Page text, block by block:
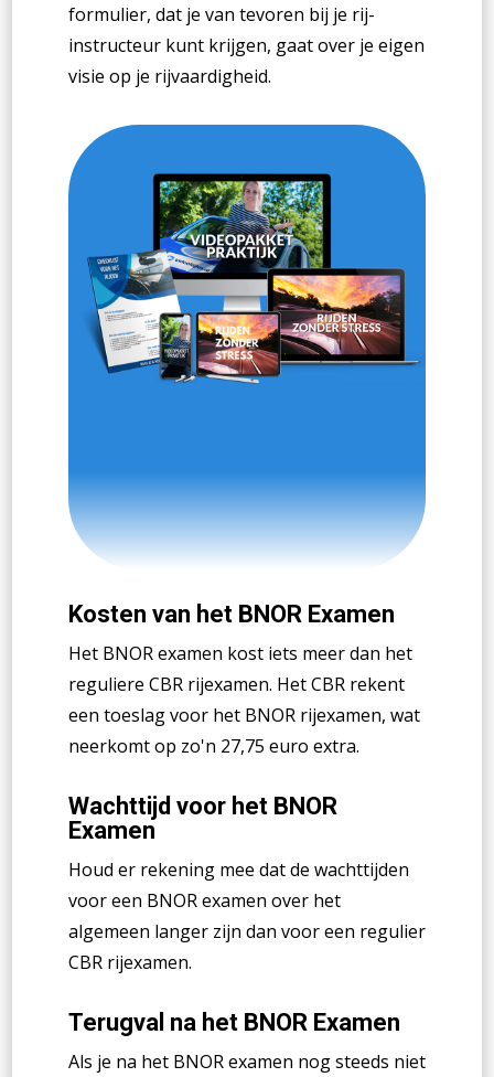
formulier, dat je van tevoren bij je rij-
instructeur kunt krijgen, gaat over je eigen
visie op je rijvaardigheid.
Kosten van het BNOR Examen
Het BNOR examen kost iets meer dan het
reguliere CBR rijexamen. Het CBR rekent
een toeslag voor het BNOR rijexamen, wat
neerkomt op zo'n 27,75 euro extra.
Wachttijd voor het BNOR
Examen
Houd er rekening mee dat de wachttijden
voor een BNOR examen over het
algemeen langer zijn dan voor een regulier
CBR rijexamen.
Terugval na het BNOR Examen
Als je na het BNOR examen nog steeds niet